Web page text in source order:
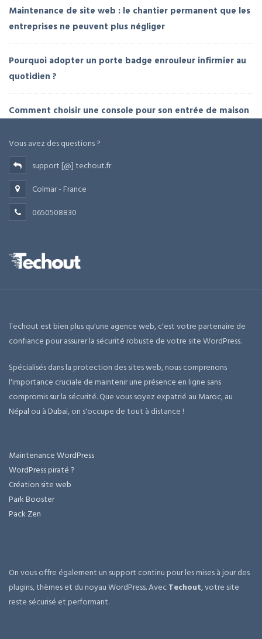
Maintenance de site web : le chantier permanent que les
entreprises ne peuvent plus négliger
Pourquoi adopter un porte badge enrouleur infirmier au
quotidien ?
Comment choisir une console pour son entrée de maison
Vous avez des questions ?
support [@] techout.fr
Colmar - France
0650508830
Techout est bien plus qu'une agence web, c'est votre partenaire de
confiance pour assurer la sécurité robuste de votre site WordPress.
Spécialisés dans la protection des sites web, nous comprenons
l'importance cruciale de maintenir une présence en ligne sans
compromis sur la sécurité. Que vous soyez expatrié au Maroc, au
Népal ou àDubai, on s'occupe de tout à distance !
Maintenance WordPress
WordPress piraté ?
Création site web
Park Booster
Pack Zen
On vous offre également un support continu pour les mises à jour des
plugins, thèmes et du noyau WordPress. AvecTechout, votre site
reste sécurisé et performant.